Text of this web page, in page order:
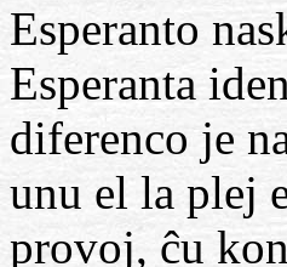
Esperanto
Esperanta
diferenco je
unu el la plej
provoj, ĉu